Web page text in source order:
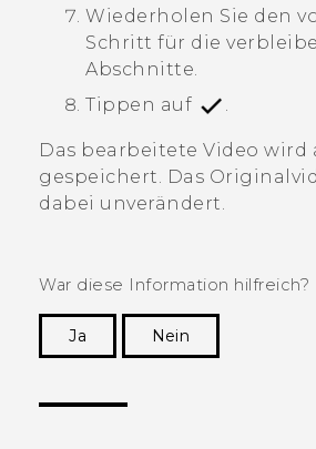
Wiederholen Sie den
Schritt für die
Abschnitte.
Tippen auf
.
Das bearbeitete Video wird
gespeichert. Das
dabei unverändert.
War diese Information hilfreich?
Ja
Nein